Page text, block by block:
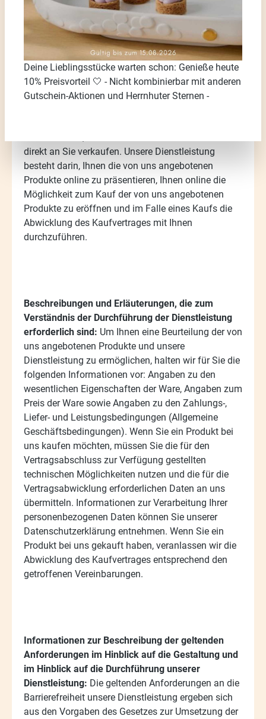
Nachfolgend informieren wir Sie darüber, wie unsere
Dienstleistung die Barrierefreiheitsanforderungen
erfüllt.
direkt an Sie verkaufen. Unsere Dienstleistung
besteht darin, Ihnen die von uns angebotenen
Produkte online zu präsentieren, Ihnen online die
Möglichkeit zum Kauf der von uns angebotenen
Produkte zu eröffnen und im Falle eines Kaufs die
Abwicklung des Kaufvertrages mit Ihnen
durchzuführen.
Beschreibungen und Erläuterungen, die zum
Verständnis der Durchführung der Dienstleistung
erforderlich sind: Um Ihnen eine Beurteilung der von
uns angebotenen Produkte und unsere
Dienstleistung zu ermöglichen, halten wir für Sie die
folgenden Informationen vor: Angaben zu den
wesentlichen Eigenschaften der Ware, Angaben zum
Preis der Ware sowie Angaben zu den Zahlungs-,
Liefer- und Leistungsbedingungen (Allgemeine
Geschäftsbedingungen). Wenn Sie ein Produkt bei
uns kaufen möchten, müssen Sie die für den
Vertragsabschluss zur Verfügung gestellten
technischen Möglichkeiten nutzen und die für die
Vertragsabwicklung erforderlichen Daten an uns
übermitteln. Informationen zur Verarbeitung Ihrer
personenbezogenen Daten können Sie unserer
Datenschutzerklärung entnehmen. Wenn Sie ein
Produkt bei uns gekauft haben, veranlassen wir die
Abwicklung des Kaufvertrages entsprechend den
getroffenen Vereinbarungen.
Informationen zur Beschreibung der geltenden
Anforderungen im Hinblick auf die Gestaltung und
im Hinblick auf die Durchführung unserer
Dienstleistung: Die geltenden Anforderungen an die
Barrierefreiheit unsere Dienstleistung ergeben sich
aus den Vorgaben des Gesetzes zur Umsetzung der
Deine Lieblingsstücke warten schon: Genieße heute
10% Preisvorteil 🤍 - Nicht kombinierbar mit anderen
Gutschein-Aktionen und Herrnhuter Sternen -